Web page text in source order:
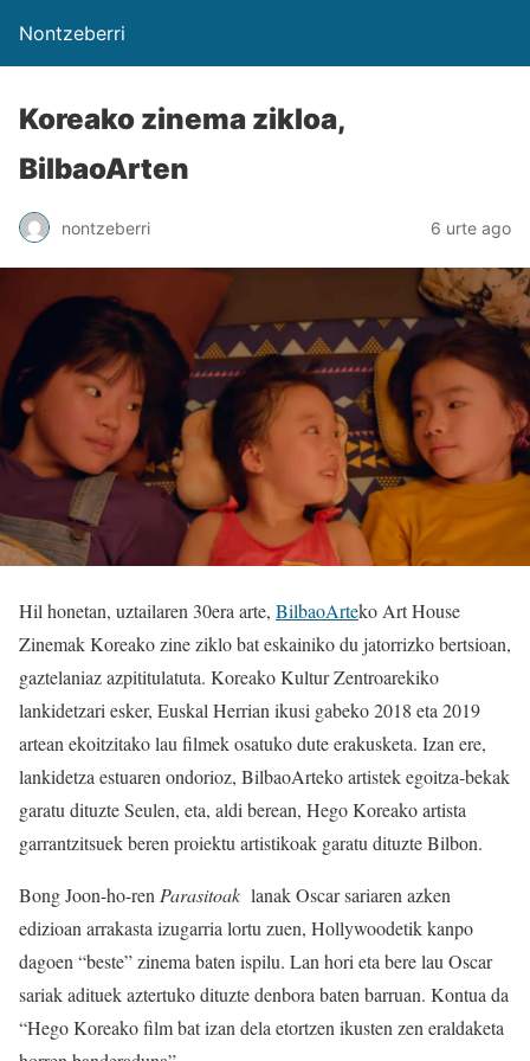
Nontzeberri
Koreako zinema zikloa,
BilbaoArten
nontzeberri 6 urte ago
Hil honetan, uztailaren 30era arte, BilbaoArteko Art House
Zinemak Koreako zine ziklo bat eskainiko du jatorrizko bertsioan,
gaztelaniaz azpititulatuta. Koreako Kultur Zentroarekiko
lankidetzari esker, Euskal Herrian ikusi gabeko 2018 eta 2019
artean ekoitzitako lau filmek osatuko dute erakusketa. Izan ere,
lankidetza estuaren ondorioz, BilbaoArteko artistek egoitza-bekak
garatu dituzte Seulen, eta, aldi berean, Hego Koreako artista
garrantzitsuek beren proiektu artistikoak garatu dituzte Bilbon.
Bong Joon-ho-renParasitoak lanak Oscar sariaren azken
edizioan arrakasta izugarria lortu zuen, Hollywoodetik kanpo
dagoen “beste” zinema baten ispilu. Lan hori eta bere lau Oscar
sariak adituek aztertuko dituzte denbora baten barruan. Kontua da
“Hego Koreako film bat izan dela etortzen ikusten zen eraldaketa